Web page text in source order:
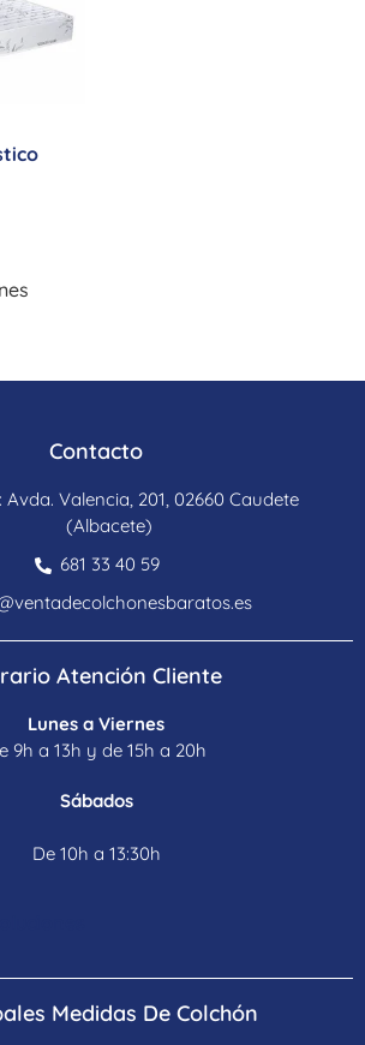
Contacto
Avda. Valencia, 201, 02660 Caudete
(Albacete)
681 33 40 59
Atención Cliente
Lunes a Viernes
9h a 13h y de 15h a 20h
Sábados
De 10h a 13:30h
Medidas De Colchón